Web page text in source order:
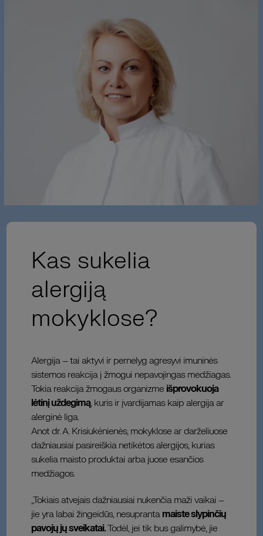
Kas sukelia
alergiją
mokyklose?
Alergija – tai aktyvi ir pernelyg agresyvi imuninės
sistemos reakcija į žmogui nepavojingas medžiagas.
Tokia reakcija žmogaus organizme išprovokuoja
lėtinį uždegimą, kuris ir įvardijamas kaip alergija ar
alerginė liga.
Anot dr. A. Krisiukėnienės, mokyklose ar darželiuose
dažniausiai pasireiškia netikėtos alergijos, kurias
sukelia maisto produktai arba juose esančios
medžiagos.
„Tokiais atvejais dažniausiai nukenčia maži vaikai –
jie yra labai žingeidūs, nesupranta maiste slypinčių
pavojų jų sveikatai.Todėl, jei tik bus galimybė, jie